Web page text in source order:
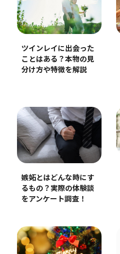
ツインレイに出会った
ことはある？本物の見
分け方や特徴を解説
嫉妬とはどんな時にす
るもの？実際の体験談
をアンケート調査！